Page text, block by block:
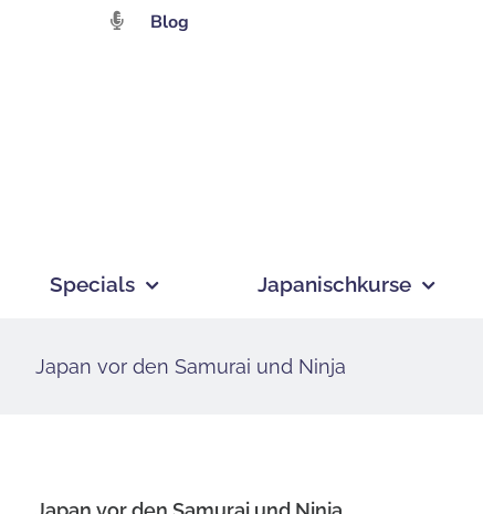
Blog
Specials Japanischkurse
Japan vor den Samurai und Ninja